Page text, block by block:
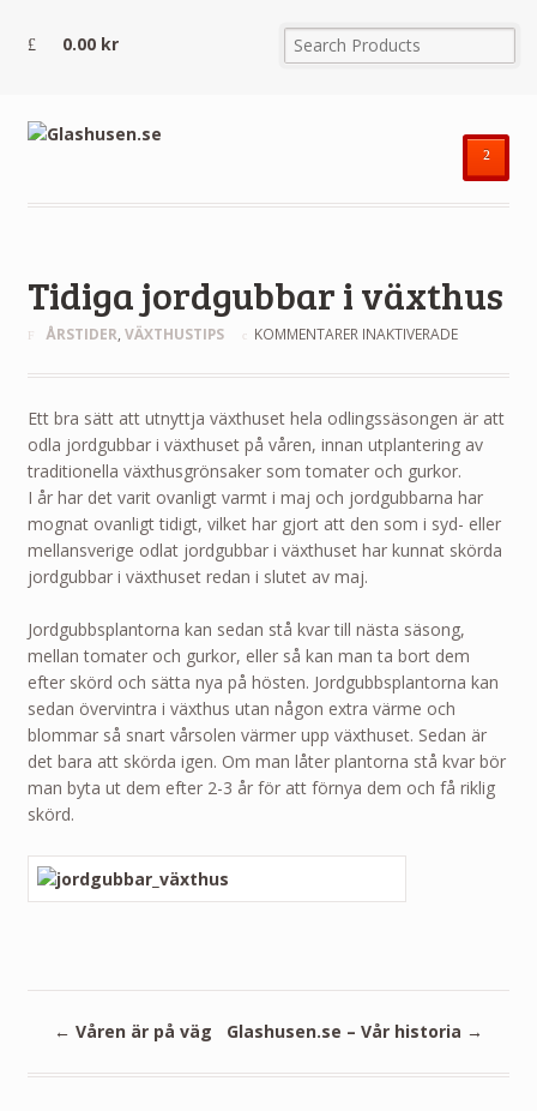
0.00 kr
²
Tidiga jordgubbar i växthus
ÅRSTIDER, VÄXTHUSTIPS KOMMENTARER INAKTIVERADEFÖR
VÄXTHUS
Ett bra sätt att utnyttja växthuset hela odlingssäsongen är att
odla jordgubbar i växthuset på våren, innan utplantering av
traditionella växthusgrönsaker som tomater och gurkor.
I år har det varit ovanligt varmt i maj och jordgubbarna har
mognat ovanligt tidigt, vilket har gjort att den som i syd- eller
mellansverige odlat jordgubbar i växthuset har kunnat skörda
jordgubbar i växthuset redan i slutet av maj.
Jordgubbsplantorna kan sedan stå kvar till nästa säsong,
mellan tomater och gurkor, eller så kan man ta bort dem
efter skörd och sätta nya på hösten. Jordgubbsplantorna kan
sedan övervintra i växthus utan någon extra värme och
blommar så snart vårsolen värmer upp växthuset. Sedan är
det bara att skörda igen. Om man låter plantorna stå kvar bör
man byta ut dem efter 2-3 år för att förnya dem och få riklig
skörd.
← Våren är på väg Glashusen.se – Vår historia →